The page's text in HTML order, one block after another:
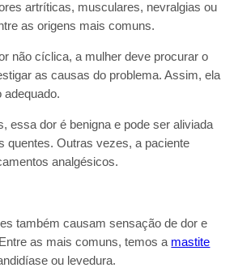
artríticas, musculares, nevralgias ou
as origens mais comuns.
não cíclica, a mulher deve procurar o
as causas do problema. Assim, ela
adequado.
essa dor é benigna e pode ser aliviada
quentes. Outras vezes, a paciente
analgésicos.
também causam sensação de dor e
as mais comuns, temos a mastite
ou levedura.